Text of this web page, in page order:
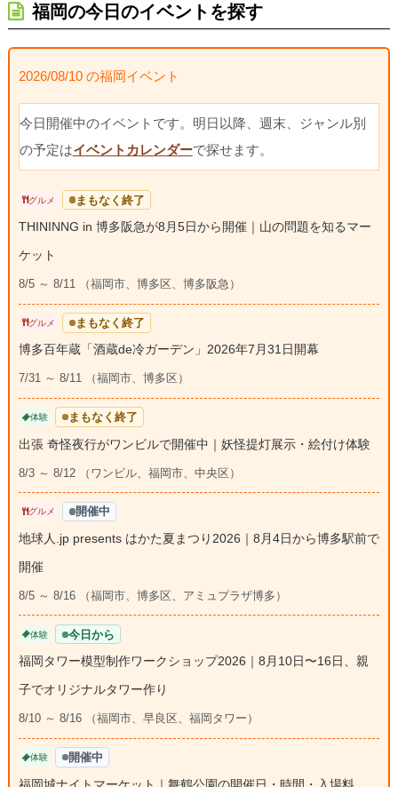
福岡の今日のイベントを探す
2026/08/10 の福岡イベント
今日開催中のイベントです。明日以降、週末、ジャンル別
の予定はイベントカレンダーで探せます。
グルメ まもなく終了
THININNG in 博多阪急が8月5日から開催｜山の問題を知るマー
ケット
8/5 ～ 8/11 （福岡市、博多区、博多阪急）
グルメ まもなく終了
博多百年蔵「酒蔵de冷ガーデン」2026年7月31日開幕
7/31 ～ 8/11 （福岡市、博多区）
体験 まもなく終了
出張 奇怪夜行がワンビルで開催中｜妖怪提灯展示・絵付け体験
8/3 ～ 8/12 （ワンビル、福岡市、中央区）
グルメ 開催中
地球人.jp presents はかた夏まつり2026｜8月4日から博多駅前で
開催
8/5 ～ 8/16 （福岡市、博多区、アミュプラザ博多）
体験 今日から
福岡タワー模型制作ワークショップ2026｜8月10日〜16日、親
子でオリジナルタワー作り
8/10 ～ 8/16 （福岡市、早良区、福岡タワー）
体験 開催中
福岡城ナイトマーケット｜舞鶴公園の開催日・時間・入場料